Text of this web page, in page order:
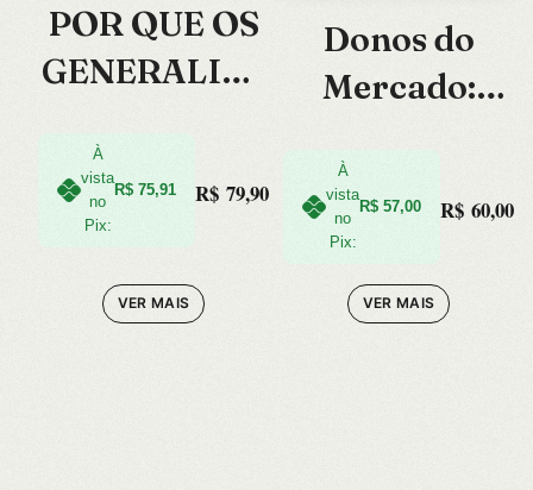
POR QUE OS
GENERALIST
TRIUNFAM
EM UM
ESPECIALIST
À
vista
no
Pix:
R$ 75,91 R$ 79,90
VER MAIS
Donos do
Mercado:
Grandes
Supermercad
os Exploram
Trabalhadore
À
vista
no
Pix:
R$ 57,00 R$ 60,00
VER MAIS